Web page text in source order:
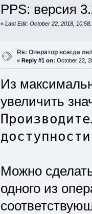
PPS: версия
« Last Edit: October 22, 2018,
Re: Оператор всегда
« Reply #1 on: October 22,
Из
увеличить
Можно
одного из